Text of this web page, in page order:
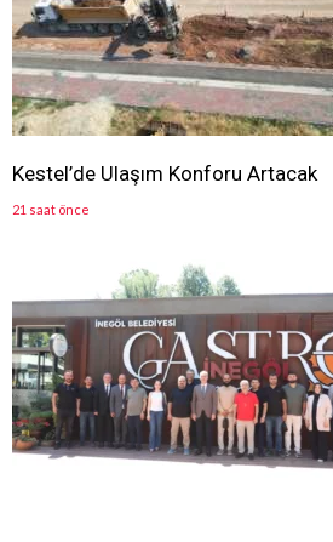
Kestel’de Ulaşım Konforu Artacak
21 saat önce